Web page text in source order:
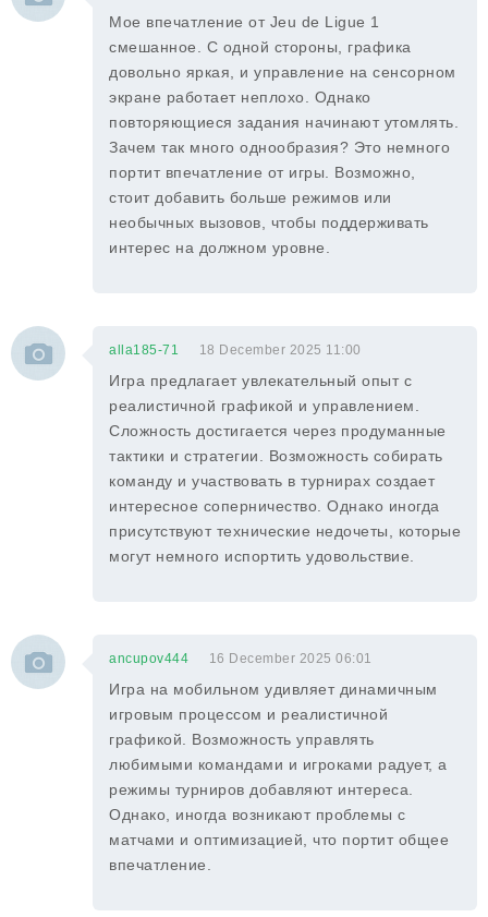
Мое впечатление от Jeu de Ligue 1
смешанное. С одной стороны, графика
довольно яркая, и управление на сенсорном
экране работает неплохо. Однако
повторяющиеся задания начинают утомлять.
Зачем так много однообразия? Это немного
портит впечатление от игры. Возможно,
стоит добавить больше режимов или
необычных вызовов, чтобы поддерживать
интерес на должном уровне.
alla185-71 18 December 2025 11:00
Игра предлагает увлекательный опыт с
реалистичной графикой и управлением.
Сложность достигается через продуманные
тактики и стратегии. Возможность собирать
команду и участвовать в турнирах создает
интересное соперничество. Однако иногда
присутствуют технические недочеты, которые
могут немного испортить удовольствие.
ancupov444 16 December 2025 06:01
Игра на мобильном удивляет динамичным
игровым процессом и реалистичной
графикой. Возможность управлять
любимыми командами и игроками радует, а
режимы турниров добавляют интереса.
Однако, иногда возникают проблемы с
матчами и оптимизацией, что портит общее
впечатление.